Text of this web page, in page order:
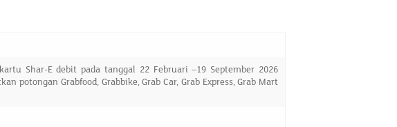
Shar-E debit pada tanggal 22 Februari –19 September 2026
potongan Grabfood, Grabbike, Grab Car, Grab Express, Grab Mart